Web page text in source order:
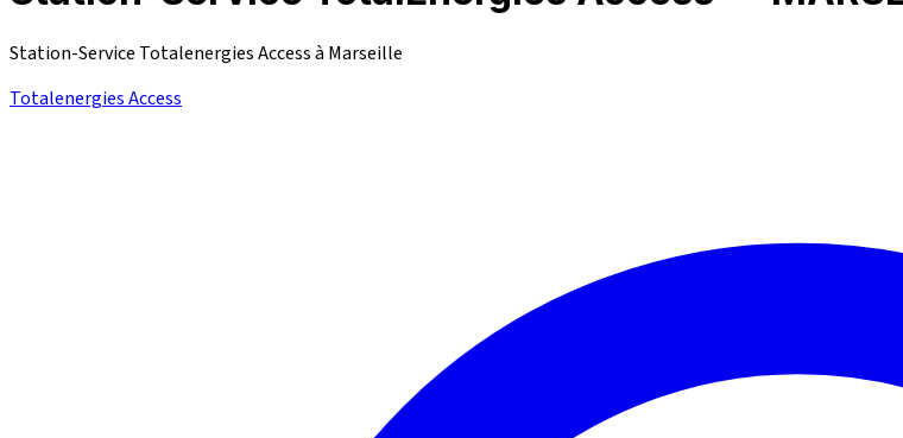
Station-Service Totalenergies Access à Marseille
Totalenergies Access